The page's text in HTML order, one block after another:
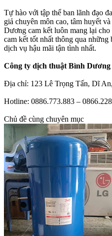
Tự hào với tập thể ban lãnh đạo
giả chuyên môn cao, tâm huyết
Dương cam kết luôn mang lại
cam kết tốt nhất thông qua
dịch vụ hậu mãi tận tình nhất.
Công ty dịch thuật Bình Dương
Địa chỉ: 123 Lê Trọng Tấn, Dĩ
Hotline: 0886.773.883 –
Chủ đề cùng chuyên mục